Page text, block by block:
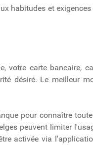
habitudes et
votre carte bancaire,
désiré. Le meilleur
pour connaître
peuvent limiter
activée via